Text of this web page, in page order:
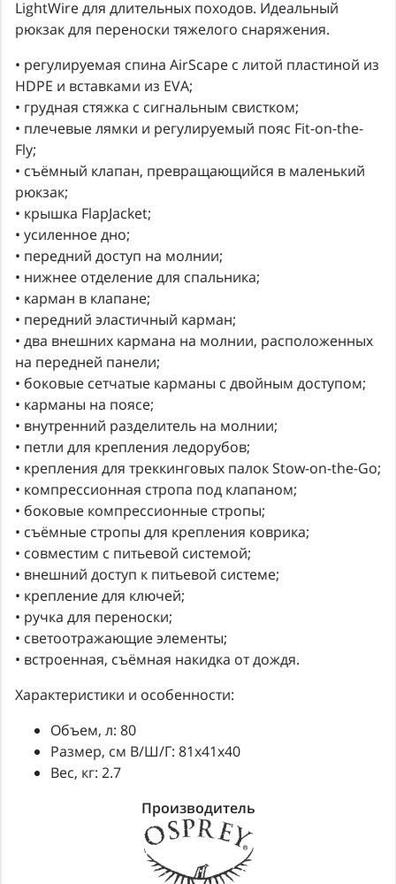
LightWire для длительных походов. Идеальный
рюкзак для переноски тяжелого снаряжения.
• регулируемая спина AirScape с литой пластиной из
HDPE и вставками из EVA;
• грудная стяжка с сигнальным свистком;
• плечевые лямки и регулируемый пояс Fit-on-the-
Fly;
• съёмный клапан, превращающийся в маленький
рюкзак;
• крышка FlapJacket;
• усиленное дно;
• передний доступ на молнии;
• нижнее отделение для спальника;
• карман в клапане;
• передний эластичный карман;
• два внешних кармана на молнии, расположенных
на передней панели;
• боковые сетчатые карманы с двойным доступом;
• карманы на поясе;
• внутренний разделитель на молнии;
• петли для крепления ледорубов;
• крепления для треккинговых палок Stow-on-the-Go;
• компрессионная стропа под клапаном;
• боковые компрессионные стропы;
• съёмные стропы для крепления коврика;
• совместим с питьевой системой;
• внешний доступ к питьевой системе;
• крепление для ключей;
• ручка для переноски;
• светоотражающие элементы;
• встроенная, съёмная накидка от дождя.
Характеристики и особенности:
Объем, л: 80
Размер, см В/Ш/Г: 81x41x40
Вес, кг: 2.7
Производитель